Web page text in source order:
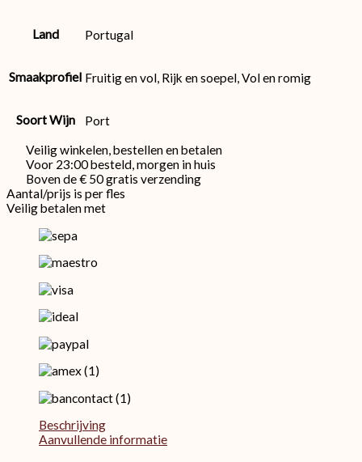
Land Portugal
Smaakprofiel Fruitig en vol, Rijk en soepel, Vol en romig
Soort Wijn Port
Veilig winkelen, bestellen en betalen
Voor 23:00 besteld, morgen in huis
Boven de € 50 gratis verzending
Aantal/prijs is per fles
Veilig betalen met
Beschrijving
Aanvullende informatie